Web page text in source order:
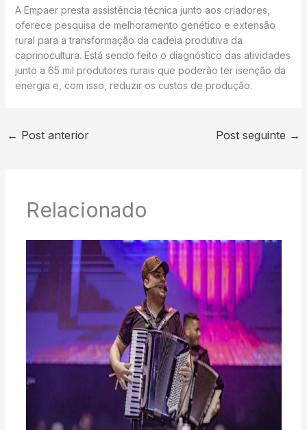
A Empaer presta assistência técnica junto aos criadores,
oferece pesquisa de melhoramento genético e extensão
rural para a transformação da cadeia produtiva da
caprinocultura. Está sendo feito o diagnóstico das atividades
junto a 65 mil produtores rurais que poderão ter isenção da
energia e, com isso, reduzir os custos de produção.
← Post anterior Post seguinte →
Relacionado